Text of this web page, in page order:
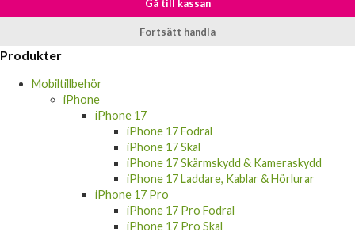
Gå till kassan
Fortsätt handla
Produkter
Mobiltillbehör
iPhone
iPhone 17
iPhone 17 Fodral
iPhone 17 Skal
iPhone 17 Skärmskydd & Kameraskydd
iPhone 17 Laddare, Kablar & Hörlurar
iPhone 17 Pro
iPhone 17 Pro Fodral
iPhone 17 Pro Skal